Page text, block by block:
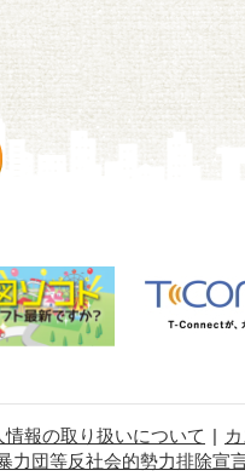
情報の取り扱いについて
力団等反社会的勢力排除宣